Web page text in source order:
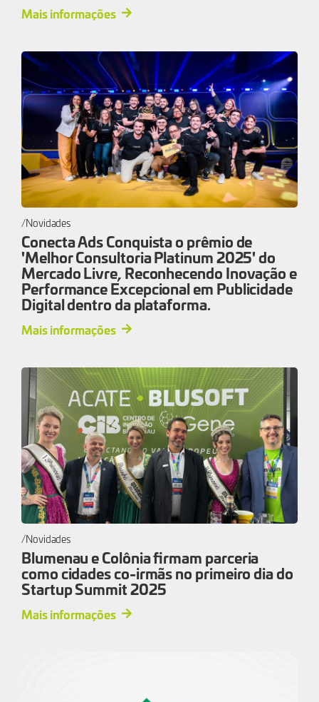
Mais informações
Novidades
Conecta Ads Conquista o prêmio de
'Melhor Consultoria Platinum 2025' do
Mercado Livre, Reconhecendo Inovação e
Performance Excepcional em Publicidade
Digital dentro da plataforma.
Mais informações
Novidades
Blumenau e Colônia firmam parceria
como cidades co-irmãs no primeiro dia do
Startup Summit 2025
Mais informações